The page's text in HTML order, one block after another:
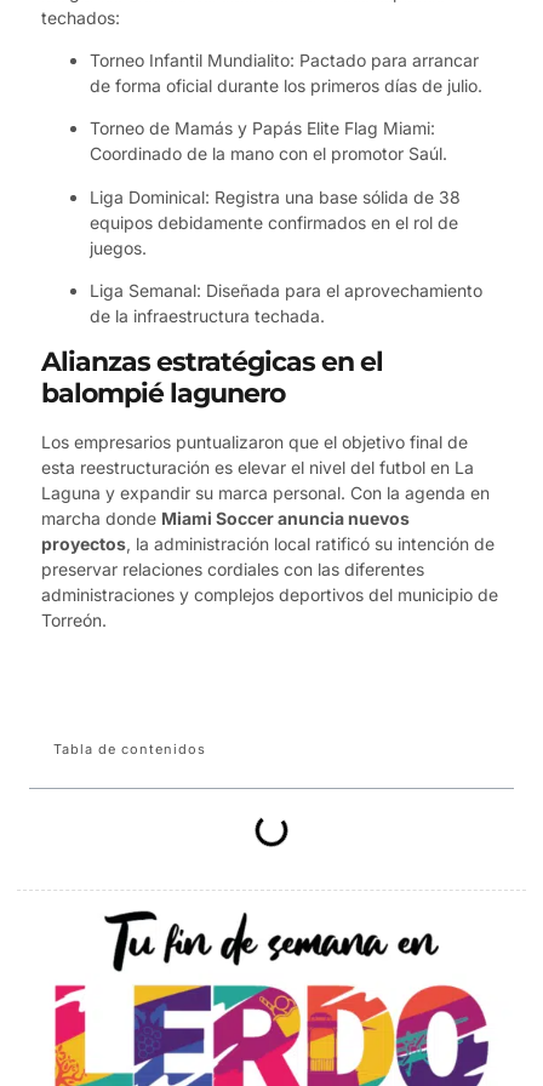
techados:
Torneo Infantil Mundialito: Pactado para arrancar
de forma oficial durante los primeros días de julio.
Torneo de Mamás y Papás Elite Flag Miami:
Coordinado de la mano con el promotor Saúl.
Liga Dominical: Registra una base sólida de 38
equipos debidamente confirmados en el rol de
juegos.
Liga Semanal: Diseñada para el aprovechamiento
de la infraestructura techada.
Alianzas estratégicas en el
balompié lagunero
Los empresarios puntualizaron que el objetivo final de
esta reestructuración es elevar el nivel del futbol en La
Laguna y expandir su marca personal. Con la agenda en
marcha donde Miami Soccer anuncia nuevos
proyectos, la administración local ratificó su intención de
preservar relaciones cordiales con las diferentes
administraciones y complejos deportivos del municipio de
Torreón.
Tabla de contenidos